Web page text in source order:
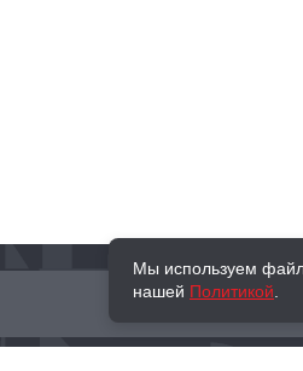
КНИГИ
Мы используем
нашей Политикой